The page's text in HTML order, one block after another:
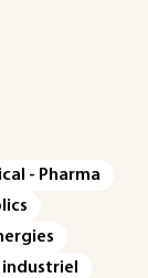
- Pharma
industriel